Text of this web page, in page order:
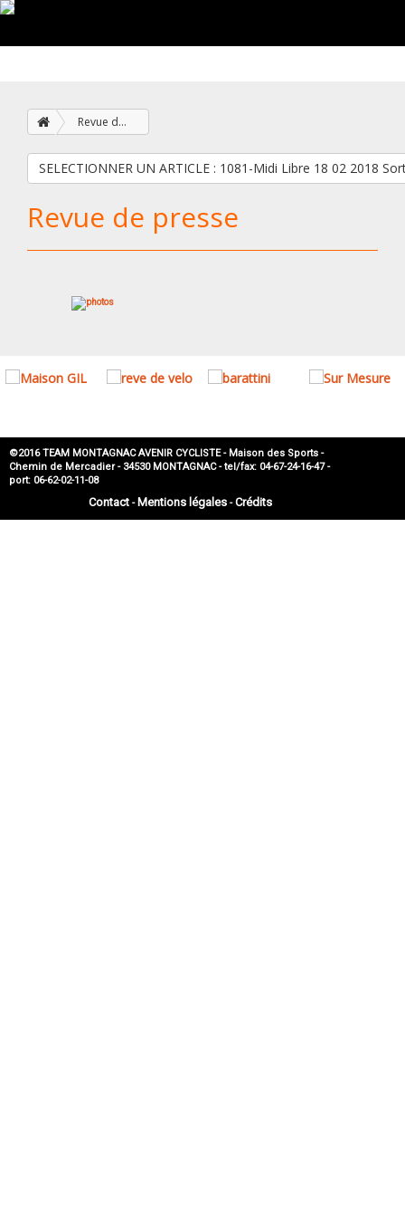
Revue de presse
SELECTIONNER UN ARTICLE : 1081-Midi Libre 18 02
Revue de presse
©2016 TEAM MONTAGNAC AVENIR CYCLISTE - Maison des Sports -
Chemin de Mercadier - 34530 MONTAGNAC - tel/fax: 04-67-24-16-47 -
port: 06-62-02-11-08
Contact- Mentions légales-Crédits